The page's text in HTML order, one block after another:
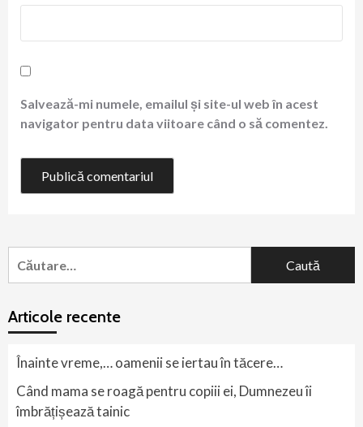
Salvează-mi numele, emailul și site-ul web în acest
navigator pentru data viitoare când o să comentez.
după:
Articole recente
Înainte vreme,… oamenii se iertau în tăcere…
Când mama se roagă pentru copiii ei, Dumnezeu îi
îmbrățișează tainic